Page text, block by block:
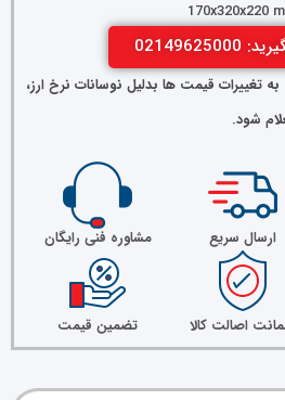
تغییرات قیمت ها بدلیل نوسانات نرخ ارز،
شود.
ارسال سریع مشاوره فنی رایگان
اصالت کالا تضمین قیمت